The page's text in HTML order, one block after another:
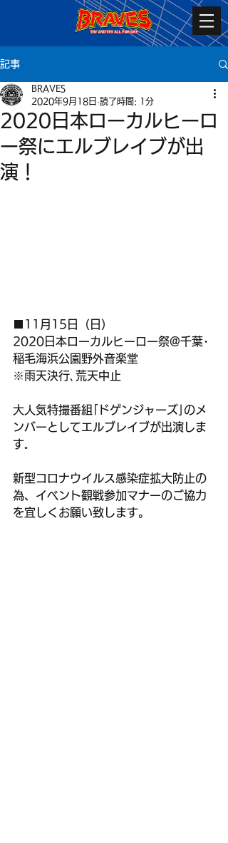
記事
2020日本ローカルヒーロ
ー祭にエルブレイブが出
演！
BRAVES
2020年9月18日 読了時間: 1分
■11月15日（日）
2020日本ローカルヒーロー祭@千葉･
稲毛海浜公園野外音楽堂
※雨天決行､荒天中止
大人気特撮番組｢ドゲンジャーズ｣のメ
ンバーとしてエルブレイブが出演しま
す｡
新型コロナウイルス感染症拡大防止の
為、イベント観戦参加マナーのご協力
を宜しくお願い致します。